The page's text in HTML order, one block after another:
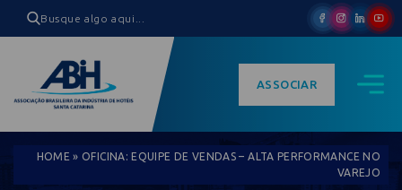
ASSOCIAR
HOME » OFICINA: EQUIPE DE VENDAS – ALTA PERFORMANCE NO
VAREJO